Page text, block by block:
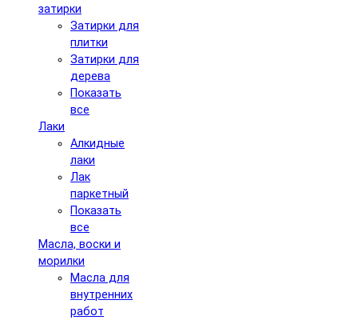
затирки
Затирки для
плитки
Затирки для
дерева
Показать
все
Лаки
Алкидные
лаки
Лак
паркетный
Показать
все
Масла, воски и
морилки
Масла для
внутренних
работ